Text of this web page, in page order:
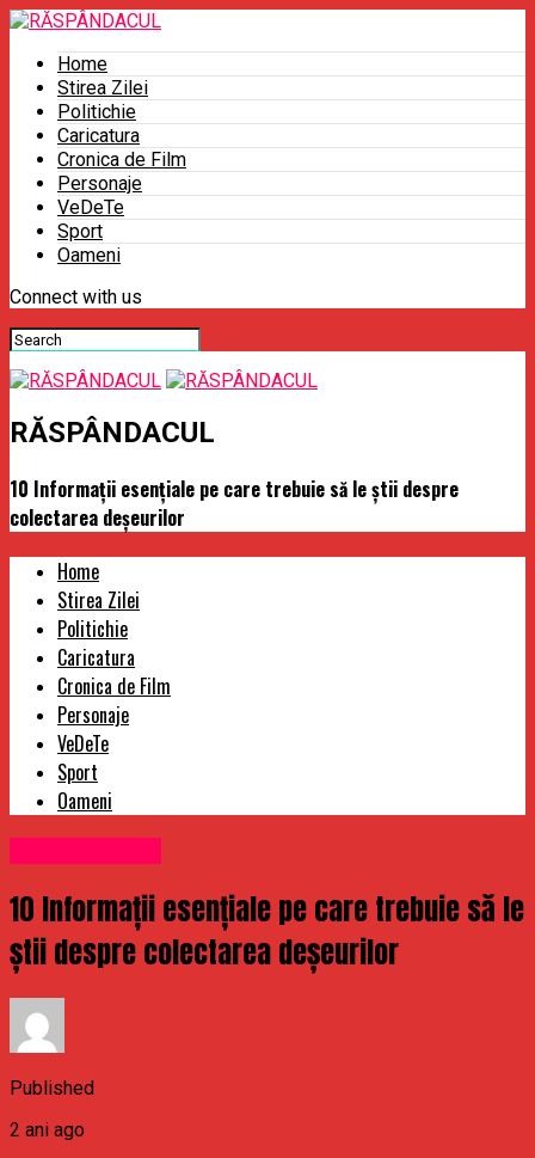
Home
Stirea Zilei
Politichie
Caricatura
Cronica de Film
Personaje
VeDeTe
Sport
Oameni
Connect with us
RĂSPÂNDACUL
10 Informații esențiale pe care trebuie să le știi despre
colectarea deșeurilor
Home
Stirea Zilei
Politichie
Caricatura
Cronica de Film
Personaje
VeDeTe
Sport
Oameni
10 Informații esențiale pe care trebuie să le
știi despre colectarea deșeurilor
Published
2 ani ago